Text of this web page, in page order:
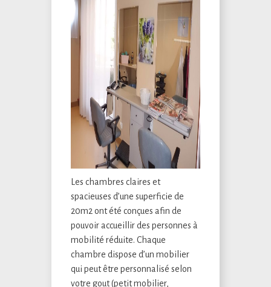
Les chambres claires et
spacieuses d’une superficie de
20m2 ont été conçues afin de
pouvoir accueillir des personnes à
mobilité réduite. Chaque
chambre dispose d’un mobilier
qui peut être personnalisé selon
votre gout (petit mobilier,